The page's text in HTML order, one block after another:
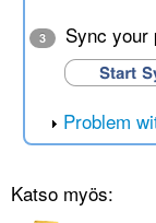
3 Sync your
Problem
Katso myös: